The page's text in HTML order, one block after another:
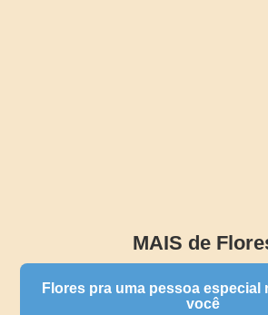
MAIS de
Flores pra uma pessoa especial
você